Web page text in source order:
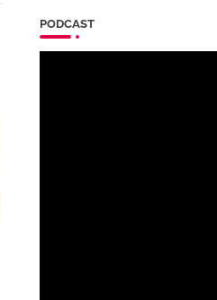
PODCAST